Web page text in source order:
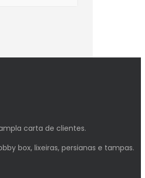
carta de clientes.
box, lixeiras, persianas e tampas.